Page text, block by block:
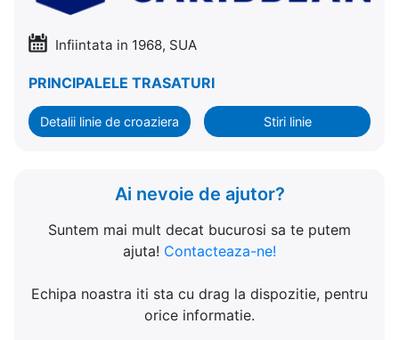
Infiintata in 1968, SUA
PRINCIPALELE TRASATURI
Detalii linie de croaziera Stiri linie
Ai nevoie de ajutor?
Suntem mai mult decat bucurosi sa te putem
ajuta! Contacteaza-ne!
Echipa noastra iti sta cu drag la dispozitie, pentru
orice informatie.